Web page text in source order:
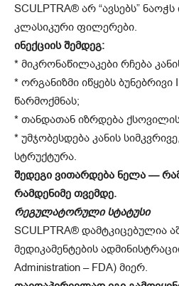
SCULPTRA® არ “ავსებს”
კლასიკური ფილერები.
ინექციის შემდეგ:
* მიკრონაწილაკები რჩება
* ორგანიზმი იწყებს
წარმოქმნას;
* თანდათან იზრდება
* უმჯობესდება კანის
სტრუქტურა.
შედეგი ვითარდება ნელა —
რამდენიმე თვემდე.
რეგულატორული სტატუსი
SCULPTRA® დამტკიცებულია
მედიკამენტების
Administration – FDA) მიერ.